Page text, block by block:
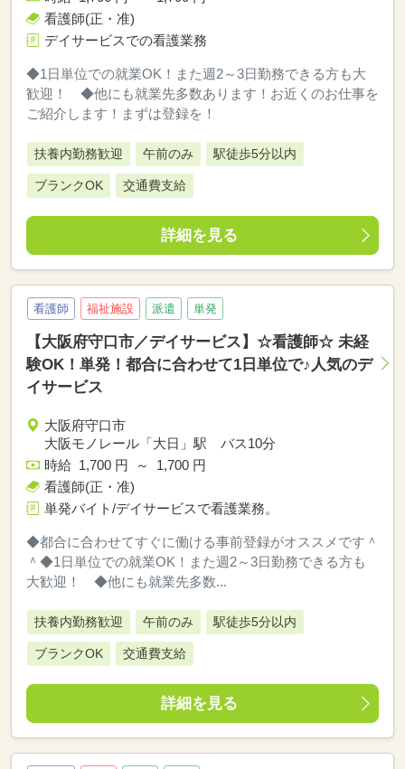
看護師(正・准)
デイサービスでの看護業務
◆1日単位での就業OK！また週2～3日勤務できる方も大
歓迎！ ◆他にも就業先多数あります！お近くのお仕事を
ご紹介します！まずは登録を！
扶養内勤務歓迎 午前のみ 駅徒歩5分以内
ブランクOK 交通費支給
詳細を見る
看護師 福祉施設 派遣 単発
【大阪府守口市／デイサービス】☆看護師☆ 未経
験OK！単発！都合に合わせて1日単位で♪人気のデ
イサービス
大阪府守口市
大阪モノレール「大日」駅 バス10分
時給 1,700 円 ～ 1,700 円
看護師(正・准)
単発バイト/デイサービスで看護業務。
◆都合に合わせてすぐに働ける事前登録がオススメです＾
＾◆1日単位での就業OK！また週2～3日勤務できる方も
大歓迎！ ◆他にも就業先多数...
扶養内勤務歓迎 午前のみ 駅徒歩5分以内
ブランクOK 交通費支給
詳細を見る